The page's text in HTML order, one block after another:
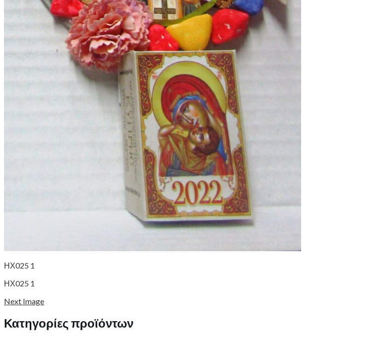
ΗΧ025 1
ΗΧ025 1
Next Image
Κατηγορίες προϊόντων